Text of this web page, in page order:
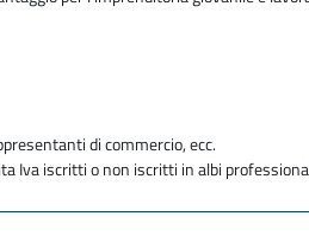
di commercio, ecc.
Iva iscritti o non iscritti in albi